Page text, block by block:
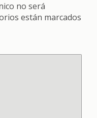
no será
están marcados